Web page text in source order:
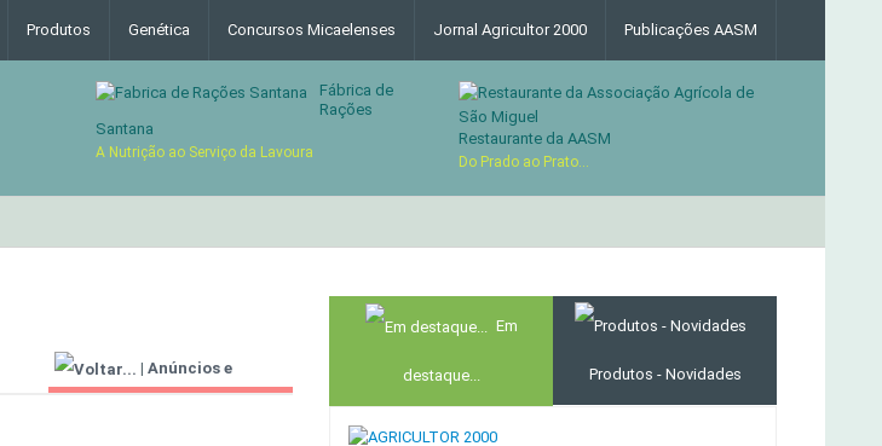
Produtos Genética Concursos Micaelenses Jornal Agricultor 2000 Publicações AASM
Fábrica de
Rações
Santana
A Nutrição ao Serviço da Lavoura
Restaurante da AASM
Do Prado ao Prato...
| Anúncios e
Em
destaque... Produtos - Novidades